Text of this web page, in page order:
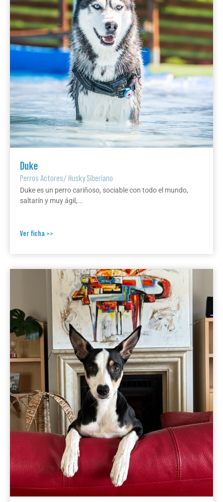
Duke
Perros Actores/Husky Siberiano
Duke es un perro cariñoso, sociable con todo el mundo,
saltarín y muy ágil,...
Ver ficha >>